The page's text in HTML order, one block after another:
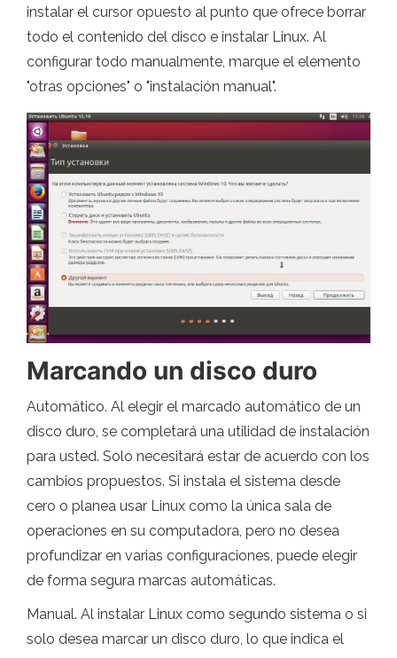
instalar el cursor opuesto al punto que ofrece borrar
todo el contenido del disco e instalar Linux. Al
configurar todo manualmente, marque el elemento
"otras opciones" o "instalación manual".
Marcando un disco duro
Automático. Al elegir el marcado automático de un
disco duro, se completará una utilidad de instalación
para usted. Solo necesitará estar de acuerdo con los
cambios propuestos. Si instala el sistema desde
cero o planea usar Linux como la única sala de
operaciones en su computadora, pero no desea
profundizar en varias configuraciones, puede elegir
de forma segura marcas automáticas.
Manual. Al instalar Linux como segundo sistema o si
solo desea marcar un disco duro, lo que indica el